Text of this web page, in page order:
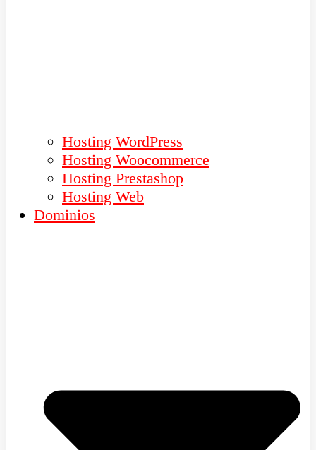
Hosting WordPress
Hosting Woocommerce
Hosting Prestashop
Hosting Web
Dominios